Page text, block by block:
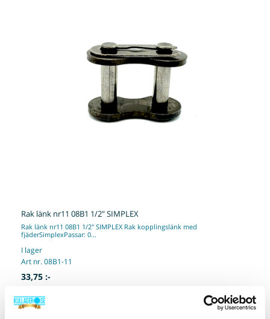
Rak länk nr11 08B1 1/2" SIMPLEX
Rak länk nr11 08B1 1/2" SIMPLEX Rak kopplingslänk med
fjäderSimplexPassar: 0...
I lager
Art nr. 08B1-11
33,75 :-
Köp